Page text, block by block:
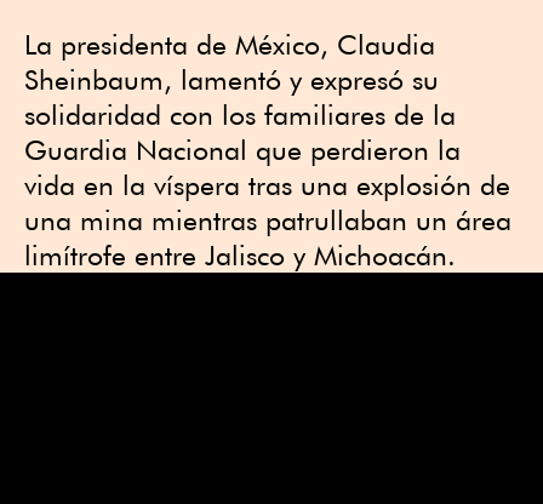
La presidenta de México, Claudia
Sheinbaum, lamentó y expresó su
solidaridad con los familiares de la
Guardia Nacional que perdieron la
vida en la víspera tras una explosión de
una mina mientras patrullaban un área
limítrofe entre Jalisco y Michoacán.